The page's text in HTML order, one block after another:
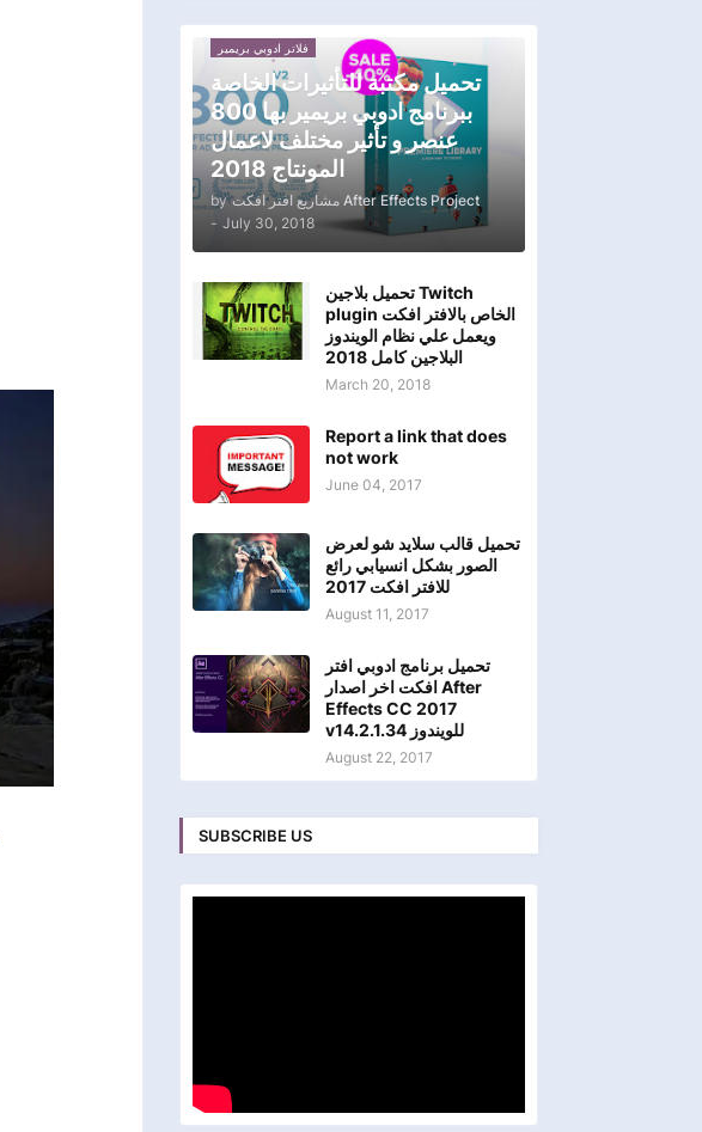
فلاتر ادوبي بريمير
تحميل مكتبة للتأثيرات الخاصة
ببرنامج ادوبي بريمير بها 800
عنصر و تأثير مختلف لاعمال
المونتاج 2018
by
مشاريع افتر افكت After Effects Project
- July 30, 2018
تحميل بلاجين Twitch
plugin الخاص بالافتر افكت
ويعمل علي نظام الويندوز
البلاجين كامل 2018
March 20, 2018
Report a link that does
not work
June 04, 2017
تحميل قالب سلايد شو لعرض
الصور بشكل انسيابي رائع
للافتر افكت 2017
August 11, 2017
تحميل برنامج ادوبي افتر
افكت اخر اصدار After
Effects CC 2017
v14.2.1.34 للويندوز
August 22, 2017
SUBSCRIBE US